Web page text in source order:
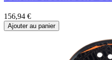
156,94 €
Ajouter au panier